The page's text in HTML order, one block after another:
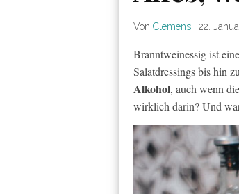
Von Clemens 22.
Branntweinessig ist
Salatdressings bis hin
Alkohol, auch wenn
wirklich darin? Und